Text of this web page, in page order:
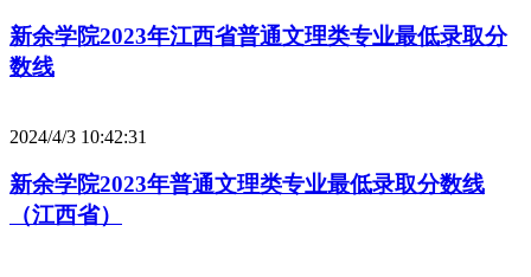
新余学院2023年江西省普通文理类专业最低录取分
数线
2024/4/3 10:42:31
新余学院2023年普通文理类专业最低录取分数线
（江西省）